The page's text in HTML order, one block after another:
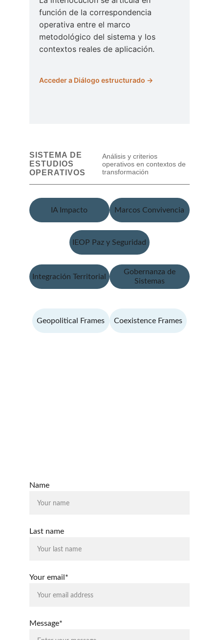
Name
Last name
Your email*
Message*
Marcos Convivencia
IA Impacto
Geopolitical Frames Coexistence Frames
IEOP Paz y Seguridad
Gobernanza de
Sistemas
Integración Territorial